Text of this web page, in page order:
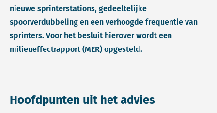
nieuwe sprinterstations, gedeeltelijke
spoorverdubbeling en een verhoogde frequentie van
sprinters. Voor het besluit hierover wordt een
milieueffectrapport (MER) opgesteld.
Hoofdpunten uit het advies